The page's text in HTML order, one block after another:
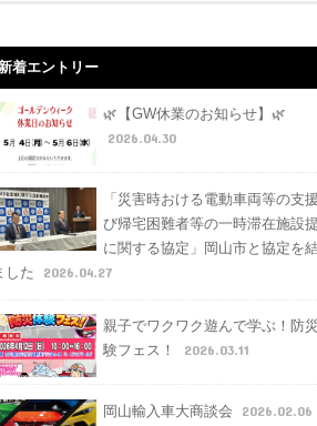
着エントリー
🌿【GW休業のお知らせ】🌿
2026.04.30
「災害時おける電動車両等の支
び帰宅困難者等の一時滞在施設
に関する協定」岡山市と協定を
した
2026.04.27
親子でワクワク遊んで学ぶ！防
験フェス！
2026.03.11
岡山輸入車大商談会 2026.02.06